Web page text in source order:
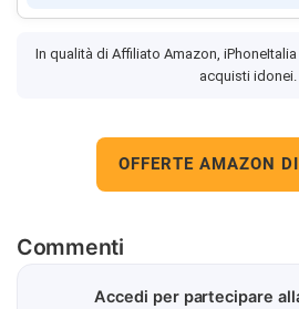
In qualità di Affiliato Amazon,
acquisti idonei.
OFFERTE AMAZON
Commenti
Accedi per partecipare